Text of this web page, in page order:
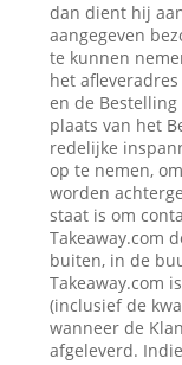
dan dient hij
aangegeven
te kunnen
het
en de
plaats van het
redelijke
op te nemen,
worden
staat is om
Takeaway.com
buiten, in de
Takeaway.com
(inclusief de
wanneer de
afgeleverd.